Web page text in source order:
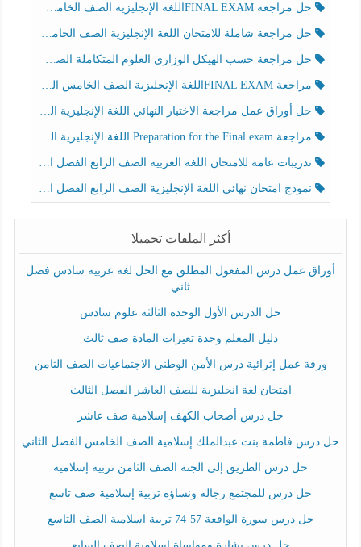
حل مراجعة FINAL EXAMاللغة الإنجليزية الصف الخامس الفصل الثالث
حل مراجعة شاملة للامتحان اللغة الإنجليزية الصف الخامس الفصل الثالث
حل مراجعة حسب الهيكل الوزاري العلوم المتكاملة الصف الخامس عام الفصل الثالث
مراجعة FINAL EXAMاللغة الإنجليزية الصف الخامس الفصل الثالث
حل أوراق عمل مراجعة الاختبار النهائي اللغة الإنجليزية الصف الرابع الفصل الثالث
مراجعة Preparation for the Final exam اللغة الإنجليزية الصف الرابع الفصل الثالث
تدريبات عامة للامتحان اللغة العربية الصف الرابع الفصل الثالث
نموذج امتحان نهائي اللغة الإنجليزية الصف الرابع الفصل الثالث
أكثر الملفات تحميلا
أوراق عمل درس المفعول المطلق مع الحل لغة عربية سادس فصل
ثاني
حل الدرس الأول الوحدة الثالثة علوم سادس
دليل المعلم وحدة تغيرات المادة صف ثالث
ورقة عمل إثرائية درس الأمن الوطني الاجتماعيات الصف الثامن
امتحان لغة انجليزية للصف العاشر الفصل الثالث
حل درس أصحاب الكهف إسلامية صف عاشر
حل درس فاطمة بنت عبدالملك إسلامية الصف الخامس الفصل الثاني
حل درس الطريق إلى الجنة الصف الثامن تربية إسلامية
حل درس للمجتمع رجاله ونساؤه تربية إسلامية صف تاسع
حل درس سورة الواقعة 57-74 تربية اسلامية الصف التاسع